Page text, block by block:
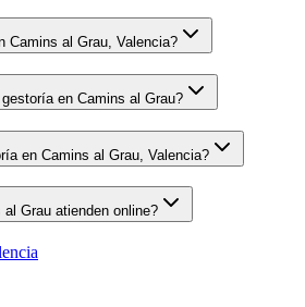
Camins al Grau, Valencia?
en Camins al Grau?
en Camins al Grau, Valencia?
Grau atienden online?